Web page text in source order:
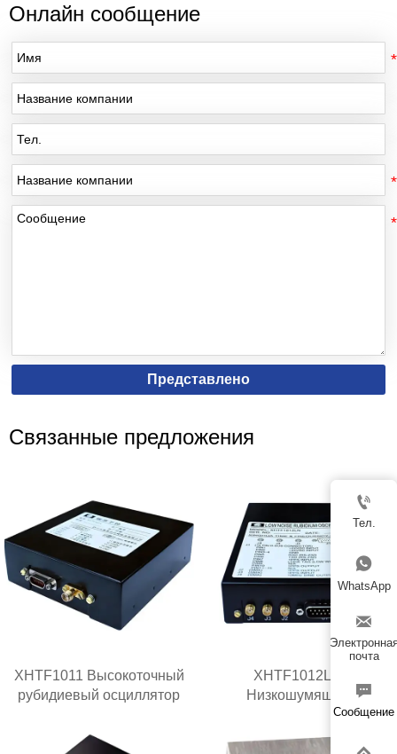
Онлайн сообщение
Представлено
Связанные предложения
XHTF1011 Высокоточный
рубидиевый осциллятор
XHTF1012LN
Низкошумящий
рубидиевый генератор

Тел.

WhatsApp

почта

Сообщение